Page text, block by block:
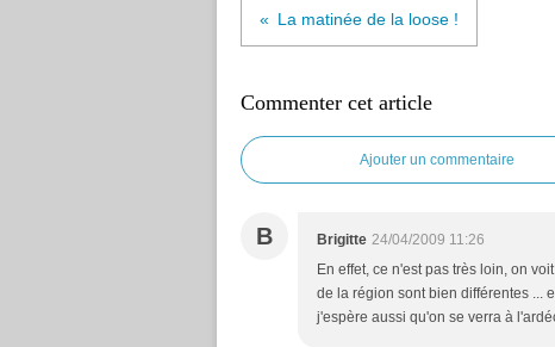
La matinée de la loose !
Commenter cet article
Ajouter un commentaire
B Brigitte 24/04/2009 11:26
En effet, ce n'est pas très loin, on
de la région sont bien différentes ...
j'espère aussi qu'on se verra à